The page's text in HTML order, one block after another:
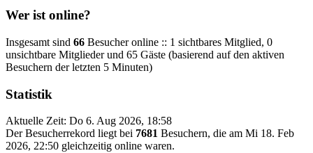
Wer ist online?
Insgesamt sind 66 Besucher online :: 1 sichtbares Mitglied, 0
unsichtbare Mitglieder und 65 Gäste (basierend auf den aktiven
Besuchern der letzten 5 Minuten)
Statistik
Aktuelle Zeit: Do 6. Aug 2026, 18:58
Der Besucherrekord liegt bei 7681 Besuchern, die am Mi 18. Feb
2026, 22:50 gleichzeitig online waren.